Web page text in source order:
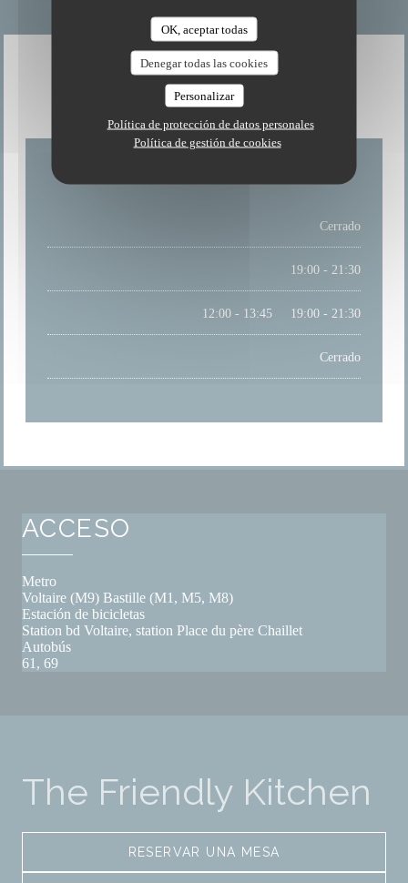
OK, aceptar todas
Denegar todas las cookies
Personalizar
Política de protección de datos personales
Política de gestión de cookies
HORARIO DE APERTURA
Cerrado
19:00 - 21:30
12:00 - 13:45 19:00 - 21:30
Cerrado
ACCESO
Metro
Voltaire (M9) Bastille (M1, M5, M8)
Estación de bicicletas
Station bd Voltaire, station Place du père Chaillet
Autobús
61, 69
The Friendly Kitchen
RESERVAR UNA MESA